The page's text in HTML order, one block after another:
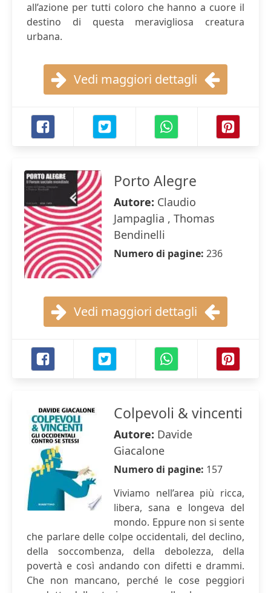
all’azione per tutti coloro che hanno a cuore il
destino di questa meravigliosa creatura
urbana.
Vedi maggiori dettagli
Porto Alegre
Autore: Claudio
Jampaglia , Thomas
Bendinelli
Numero di pagine: 236
Vedi maggiori dettagli
Colpevoli & vincenti
Autore: Davide
Giacalone
Numero di pagine: 157
Viviamo nell’area più ricca,
libera, sana e longeva del
mondo. Eppure non si sente
che parlare delle colpe occidentali, del declino,
della soccombenza, della debolezza, della
povertà e così andando con difetti e drammi.
Che non mancano, perché le cose peggiori